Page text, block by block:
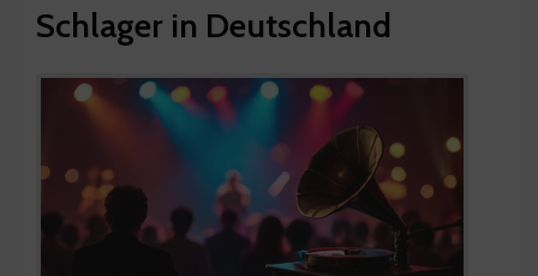
Schlager in Deutschland